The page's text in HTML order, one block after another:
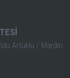
Artuklu / Mardin